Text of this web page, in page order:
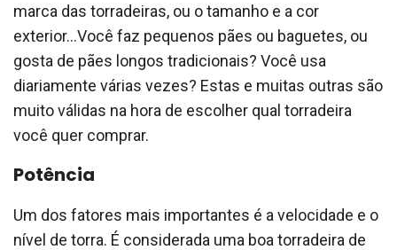
marca das torradeiras, ou o tamanho e a cor
exterior…Você faz pequenos pães ou baguetes, ou
gosta de pães longos tradicionais? Você usa
diariamente várias vezes? Estas e muitas outras são
muito válidas na hora de escolher qual torradeira
você quer comprar.
Potência
Um dos fatores mais importantes é a velocidade e o
nível de torra. É considerada uma boa torradeira de